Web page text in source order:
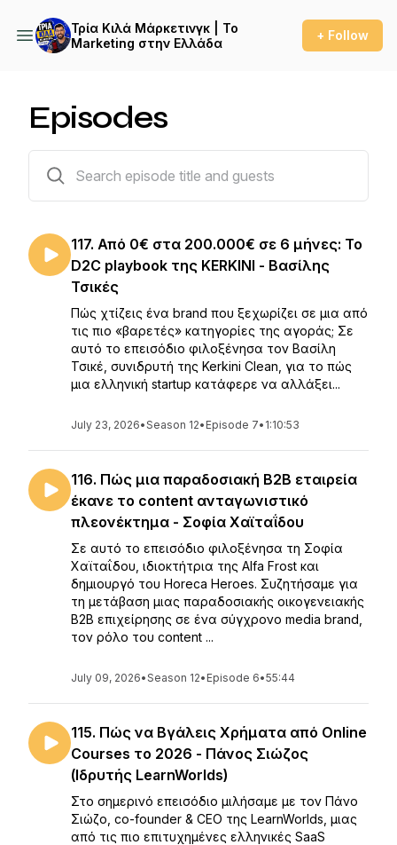
Τρία Κιλά Μάρκετινγκ | Το
Marketing στην Ελλάδα
+ Follow
Episodes
117. Από 0€ στα 200.000€ σε 6 μήνες: Το
D2C playbook της KERKINI - Βασίλης
Τσικές
Πώς χτίζεις ένα brand που ξεχωρίζει σε μια από
τις πιο «βαρετές» κατηγορίες της αγοράς; Σε
αυτό το επεισόδιο φιλοξένησα τον Βασίλη
Τσικέ, συνιδρυτή της Kerkini Clean, για το πώς
μια ελληνική startup κατάφερε να αλλάξει...
July 23, 2026•Season 12• Episode 7• 1:10:53
116. Πώς μια παραδοσιακή Β2Β εταιρεία
έκανε το content ανταγωνιστικό
πλεονέκτημα - Σοφία Χαϊταΐδου
Σε αυτό το επεισόδιο φιλοξένησα τη Σοφία
Χαϊταΐδου, ιδιοκτήτρια της Alfa Frost και
δημιουργό του Ηοreca Heroes. Συζητήσαμε για
τη μετάβαση μιας παραδοσιακής οικογενειακής
B2B επιχείρησης σε ένα σύγχρονο media brand,
τον ρόλο του content ...
July 09, 2026•Season 12• Episode 6•55:44
115. Πώς να Βγάλεις Χρήματα από Online
Courses το 2026 - Πάνος Σιώζος
(Ιδρυτής LearnWorlds)
Στο σημερινό επεισόδιο μιλήσαμε με τον Πάνο
Σιώζο, co-founder & CEO της LearnWorlds, μιας
από τις πιο επιτυχημένες ελληνικές SaaS